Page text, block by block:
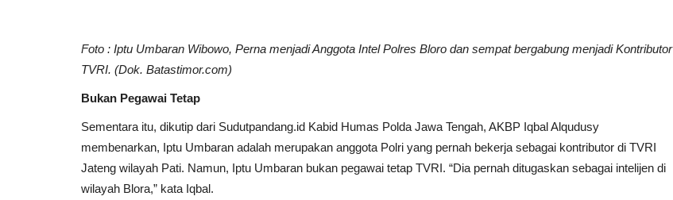
Foto : Iptu Umbaran Wibowo, Perna menjadi Anggota Intel Polres Bloro dan sempat bergabung menjadi Kontributor
TVRI. (Dok. Batastimor.com)
Bukan Pegawai Tetap
Sementara itu, dikutip dari Sudutpandang.id Kabid Humas Polda Jawa Tengah, AKBP Iqbal Alqudusy
membenarkan, Iptu Umbaran adalah merupakan anggota Polri yang pernah bekerja sebagai kontributor di TVRI
Jateng wilayah Pati. Namun, Iptu Umbaran bukan pegawai tetap TVRI. “Dia pernah ditugaskan sebagai intelijen di
wilayah Blora,” kata Iqbal.